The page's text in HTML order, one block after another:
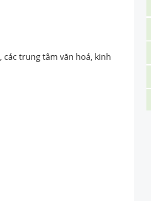
các trung tâm văn hoá, kinh